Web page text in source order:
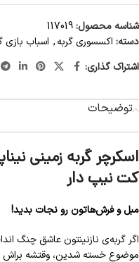
شناسه محصول:117019
دسته: اکسسوری گربه, اسباب بازی
اشتراک گذاری:
توضیحات
اسکرچر گربه زمینی
کت نیپ دار
مبل و فرش‌هاتون رو نجات بدید!
اگر گربه‌ی نازنینتون عاشق چنگ
موضوع خسته شدین، وقتشه براش